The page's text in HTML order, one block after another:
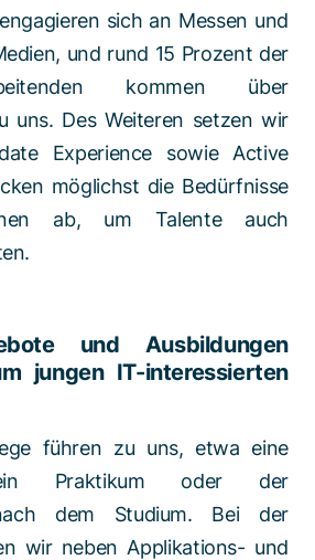
sich an Messen und
und rund 15 Prozent der
kommen über
uns. Des Weiteren setzen wir
Experience sowie Active
möglichst die Bedürfnisse
ab, um Talente auch
und Ausbildungen
jungen IT-interessierten
führen zu uns, etwa eine
ein Praktikum oder der
dem Studium. Bei der
wir neben Applikations- und